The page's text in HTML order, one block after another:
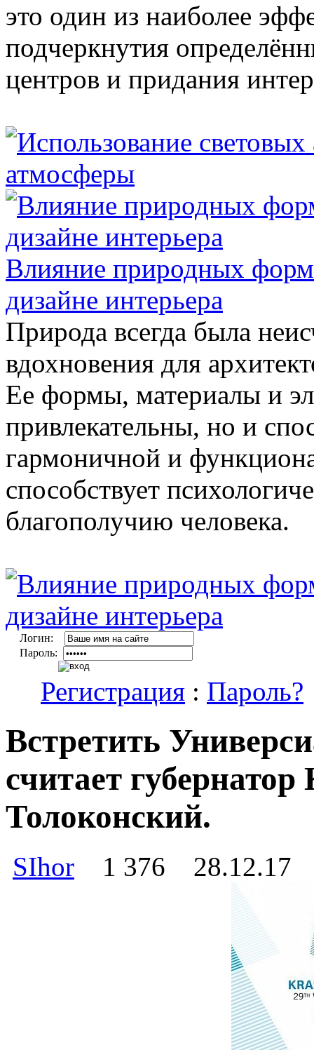
это один из наиболее
подчеркнутия
центров и придания
Влияние природных форм
дизайне интерьера
Природа всегда была
вдохновения для
Ее формы, материалы и
привлекательны, но и
гармоничной и
способствует
благополучию человека.
Логин:
Пароль:
Регистрация : Пароль?
Встретить
считает
Толоконский.
SIhor 1 376 28.12.17